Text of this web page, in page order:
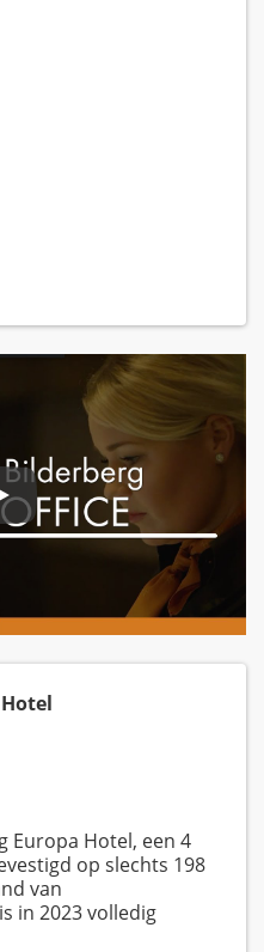
Europa Hotel, een 4
op slechts 198
van
in 2023 volledig